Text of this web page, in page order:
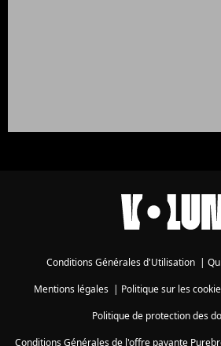
Conditions Générales d'Utilisation |
Mentions légales| Politique sur les
Politique de protection des
Conditions Générales de l'offre payante